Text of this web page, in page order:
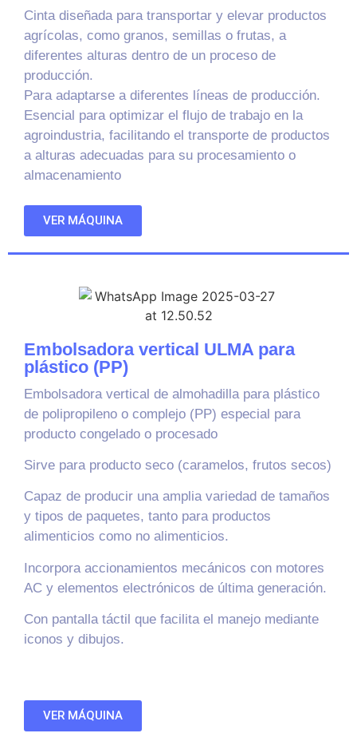
Cinta diseñada para transportar y elevar productos
agrícolas, como granos, semillas o frutas, a
diferentes alturas dentro de un proceso de
producción.
Para adaptarse a diferentes líneas de producción.
Esencial para optimizar el flujo de trabajo en la
agroindustria, facilitando el transporte de productos
a alturas adecuadas para su procesamiento o
almacenamiento
VER MÁQUINA
Embolsadora vertical ULMA para
plástico (PP)
Embolsadora vertical de almohadilla para plástico
de polipropileno o complejo (PP) especial para
producto congelado o procesado
Sirve para producto seco (caramelos, frutos secos)
Capaz de producir una amplia variedad de tamaños
y tipos de paquetes, tanto para productos
alimenticios como no alimenticios.
Incorpora accionamientos mecánicos con motores
AC y elementos electrónicos de última generación.
Con pantalla táctil que facilita el manejo mediante
iconos y dibujos.
VER MÁQUINA